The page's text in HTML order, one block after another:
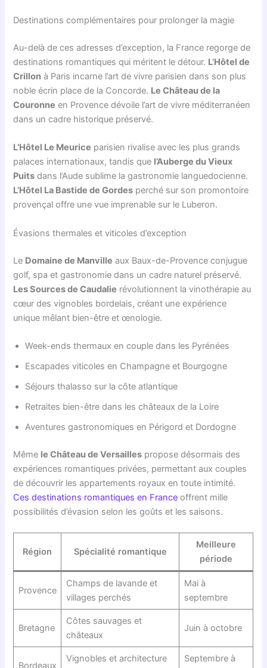
Destinations complémentaires pour prolonger la magie
Au-delà de ces adresses d’exception, la France regorge de
destinations romantiques qui méritent le détour. L’Hôtel de
Crillon à Paris incarne l’art de vivre parisien dans son plus
noble écrin place de la Concorde. Le Château de la
Couronne en Provence dévoile l’art de vivre méditerranéen
dans un cadre historique préservé.
L’Hôtel Le Meurice parisien rivalise avec les plus grands
palaces internationaux, tandis que l’Auberge du Vieux
Puits dans l’Aude sublime la gastronomie languedocienne.
L’Hôtel La Bastide de Gordes perché sur son promontoire
provençal offre une vue imprenable sur le Luberon.
Évasions thermales et viticoles d’exception
Le Domaine de Manville aux Baux-de-Provence conjugue
golf, spa et gastronomie dans un cadre naturel préservé.
Les Sources de Caudalie révolutionnent la vinothérapie au
cœur des vignobles bordelais, créant une expérience
unique mêlant bien-être et œnologie.
Week-ends thermaux en couple dans les Pyrénées
Escapades viticoles en Champagne et Bourgogne
Séjours thalasso sur la côte atlantique
Retraites bien-être dans les châteaux de la Loire
Aventures gastronomiques en Périgord et Dordogne
Même le Château de Versailles propose désormais des
expériences romantiques privées, permettant aux couples
de découvrir les appartements royaux en toute intimité.
Ces destinations romantiques en France offrent mille
possibilités d’évasion selon les goûts et les saisons.
Région Spécialité romantique
Meilleure
période
Provence
Champs de lavande et
villages perchés
Mai à
septembre
Bretagne
Côtes sauvages et
châteaux
Juin à octobre
Bordeaux
Vignobles et architecture
Septembre à